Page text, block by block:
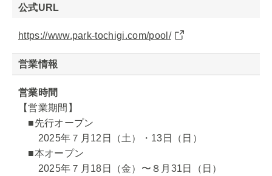
公式URL
https://www.park-tochigi.com/pool/
営業情報
営業時間
【営業期間】
■先行オープン
2025年７月12日（土）・13日（日）
■本オープン
2025年７月18日（金）〜８月31日（日）